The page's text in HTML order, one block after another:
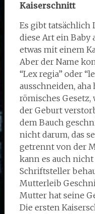
Kaiserschnitt
Es gibt tatsächlich
diese Art ein Baby
etwas mit einem
Aber der Name
“Lex regia” oder
ausschneiden, aha
römisches Gesetz,
der Geburt
dem Bauch
nicht darum, das
getrennt von der
kann es auch
Schriftsteller
Mutterleib
Mutter hat seine
Die ersten